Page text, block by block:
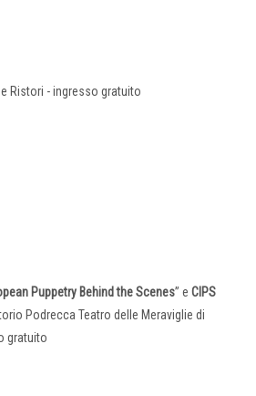
Ristori - ingresso gratuito
Puppetry Behind the Scenes” e CIPS
Podrecca Teatro delle Meraviglie di
gratuito